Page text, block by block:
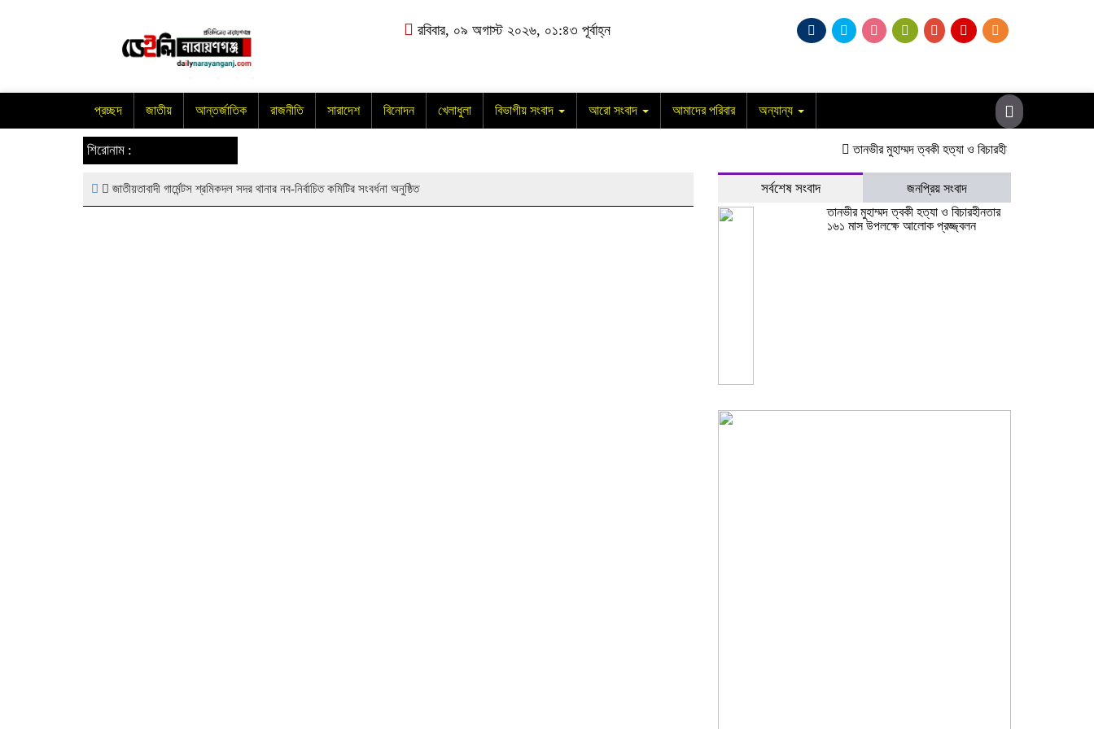
রবিবার, ০৯ অগাস্ট ২০২৬, ০১:৪৩ পূর্বাহ্ন
প্রচ্ছদ জাতীয় আন্তর্জাতিক রাজনীতি সারাদেশ বিনোদন খেলাধুলা বিভাগীয় সংবাদ আরো সংবাদ আমাদের পরিবার অন্যান্য
শিরোনাম : তানভীর মুহাম্মদ ত্বকী হত্যা ও বিচারহীনতার ১৬১ মাস
জাতীয়তাবাদী গার্মেন্টস শ্রমিকদল সদর থানার নব-নির্বাচিত কমিটির সংবর্ধনা অনুষ্ঠিত সর্বশেষ সংবাদ
জনপ্রিয় সংবাদ
তানভীর মুহাম্মদ ত্বকী হত্যা ও বিচারহীনতার
১৬১ মাস উপলক্ষে আলোক প্রজ্জ্বলন